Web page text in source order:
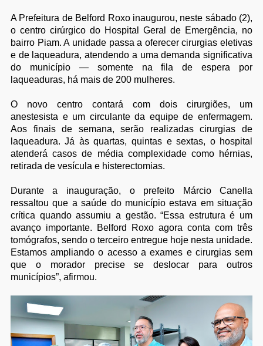
A Prefeitura de Belford Roxo inaugurou, neste sábado (2),
o centro cirúrgico do Hospital Geral de Emergência, no
bairro Piam. A unidade passa a oferecer cirurgias eletivas
e de laqueadura, atendendo a uma demanda significativa
do município — somente na fila de espera por
laqueaduras, há mais de 200 mulheres.
O novo centro contará com dois cirurgiões, um
anestesista e um circulante da equipe de enfermagem.
Aos finais de semana, serão realizadas cirurgias de
laqueadura. Já às quartas, quintas e sextas, o hospital
atenderá casos de média complexidade como hérnias,
retirada de vesícula e histerectomias.
Durante a inauguração, o prefeito Márcio Canella
ressaltou que a saúde do município estava em situação
crítica quando assumiu a gestão. “Essa estrutura é um
avanço importante. Belford Roxo agora conta com três
tomógrafos, sendo o terceiro entregue hoje nesta unidade.
Estamos ampliando o acesso a exames e cirurgias sem
que o morador precise se deslocar para outros
municípios”, afirmou.